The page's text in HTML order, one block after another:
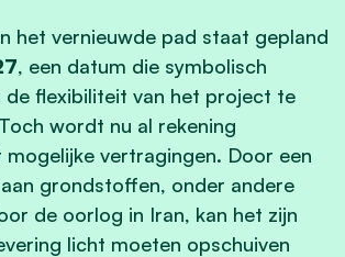
het vernieuwde pad staat gepland
, een datum die symbolisch
de flexibiliteit van het project te
wordt nu al rekening
mogelijke vertragingen. Door een
grondstoffen, onder andere
de oorlog in Iran, kan het zijn
licht moeten opschuiven